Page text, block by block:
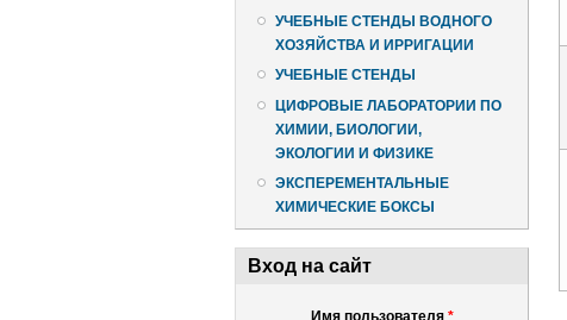
УЧЕБНЫЕ СТЕНДЫ ВОДНОГО
ХОЗЯЙСТВА И ИРРИГАЦИИ
УЧЕБНЫЕ СТЕНДЫ
ЦИФРОВЫЕ ЛАБОРАТОРИИ ПО
ХИМИИ, БИОЛОГИИ,
ЭКОЛОГИИ И ФИЗИКЕ
ЭКСПЕРЕМЕНТАЛЬНЫЕ
ХИМИЧЕСКИЕ БОКСЫ
Вход на сайт
Имя пользователя *